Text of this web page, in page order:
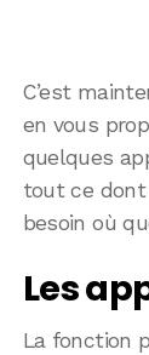
C’est
en vous
quelques
tout ce dont
besoin où
Les
La fonction